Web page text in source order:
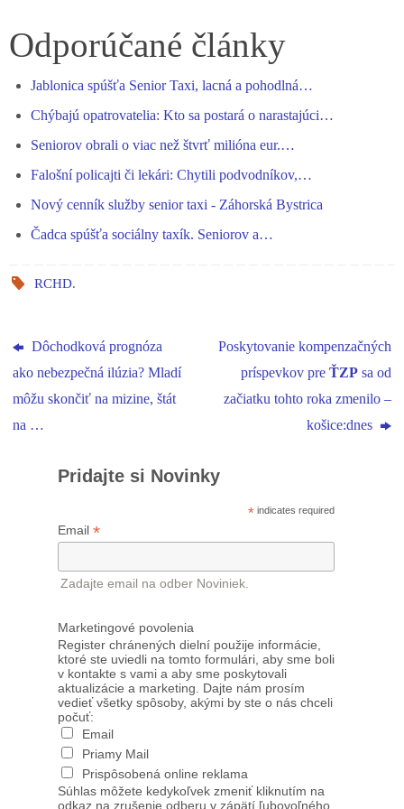
bo
ok
se
er
ts
pp
gr
m
ed
re
Odporúčané články
Jablonica spúšťa Senior Taxi, lacná a pohodlná…
Chýbajú opatrovatelia: Kto sa postará o narastajúci…
Seniorov obrali o viac než štvrť milióna eur.…
Falošní policajti či lekári: Chytili podvodníkov,…
Nový cenník služby senior taxi - Záhorská Bystrica
Čadca spúšťa sociálny taxík. Seniorov a…
RCHD.
Dôchodková prognóza
ako nebezpečná ilúzia? Mladí
môžu skončiť na mizine, štát
na …
Poskytovanie kompenzačných
príspevkov pre ŤZPsa od
začiatku tohto roka zmenilo –
košice:dnes
Pridajte si Novinky
* indicates required
Email *
Zadajte email na odber Noviniek.
Marketingové povolenia
Register chránených dielní použije informácie,
ktoré ste uviedli na tomto formulári, aby sme boli
v kontakte s vami a aby sme poskytovali
aktualizácie a marketing. Dajte nám prosím
vedieť všetky spôsoby, akými by ste o nás chceli
počuť:
Email
Priamy Mail
Prispôsobená online reklama
Súhlas môžete kedykoľvek zmeniť kliknutím na
odkaz na zrušenie odberu v zápätí ľubovoľného